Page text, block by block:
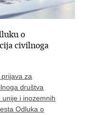
o
civilnoga
za
društva
i inozemnih
Odluka o